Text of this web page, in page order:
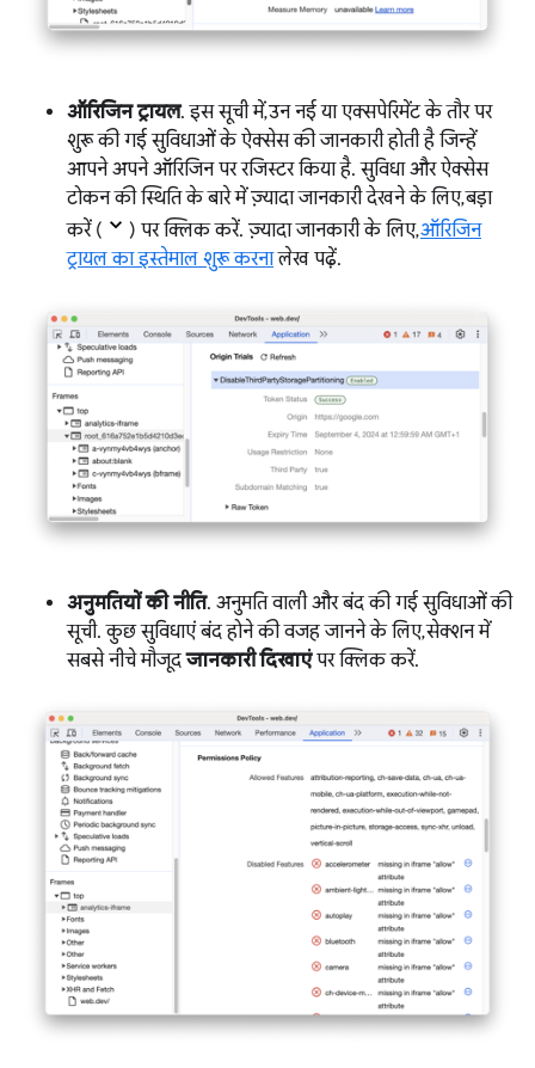
ऑरिजिन ट्रायल. इस सूची में, उन नई या एक्सपेरिमेंट के तौर पर
शुरू की गई सुविधाओं के ऐक्सेस की जानकारी होती है जिन्हें
आपने अपने ऑरिजिन पर रजिस्टर किया है. सुविधा और ऐक्सेस
टोकन की स्थिति के बारे में ज़्यादा जानकारी देखने के लिए, बड़ा
करें (
) पर क्लिक करें. ज़्यादा जानकारी के लिए,ऑरिजिन
ट्रायल का इस्तेमाल शुरू करनालेख पढ़ें.
अनुमतियों की नीति. अनुमति वाली और बंद की गई सुविधाओं की
सूची. कुछ सुविधाएं बंद होने की वजह जानने के लिए, सेक्शन में
सबसे नीचे मौजूदजानकारी दिखाएंपर क्लिक करें.